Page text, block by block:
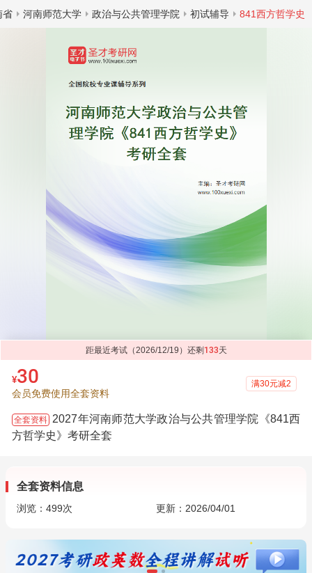
省 河南师范大学 政治与公共管理学院 初试辅导 841西方哲学史
距最近考试（2026/12/19）还剩 133天
¥30
会员免费使用全套资料
满30元减2
全套资料 2027年河南师范大学政治与公共管理学院《841西
方哲学史》考研全套
全套资料信息
浏览： 499次 更新：2026/04/01